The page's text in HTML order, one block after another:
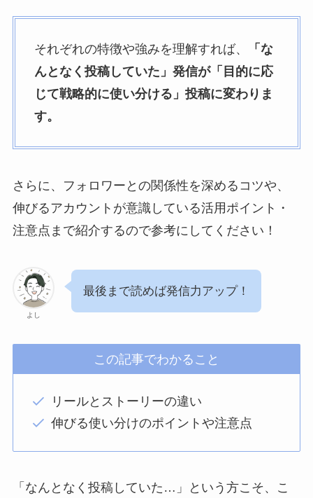
それぞれの特徴や強みを理解すれば、
「な
んとなく投稿していた」発信が「目的に応
じて戦略的に使い分ける」投稿に変わりま
す。
さらに、フォロワーとの関係性を深めるコツや、
伸びるアカウントが意識している活用ポイント・
注意点まで紹介するので参考にしてください！
よし
最後まで読めば発信力アップ！
この記事でわかること
リールとストーリーの違い
伸びる使い分けのポイントや注意点
「なんとなく投稿していた…」という方こそ、こ